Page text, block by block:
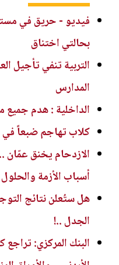
فيديو - حريق في
بحالتي اختناق
التربية تنفي تأجيل
المدارس
الداخلية : هدم جميع
كلاب تهاجم ضبعاً في
الازدحام يخنق
أسباب الأزمة والحلول
هل ستُعلن نتائج
الجدل ..!
البنك المركزي: تراجع